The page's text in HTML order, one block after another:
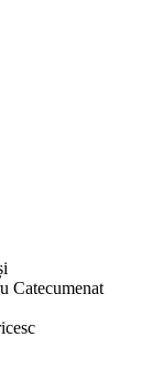
Catecumenat